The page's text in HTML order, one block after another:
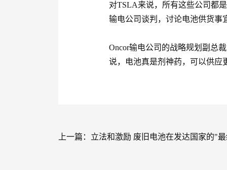
对TSLA来说，所有这些公司都
输电公司谈判，讨论电池供货事
Oncor输电公司的战略规划副总
说，电池真是剂神药，可以供应
上一篇： 立法和激励 废旧电池在发达国家的"